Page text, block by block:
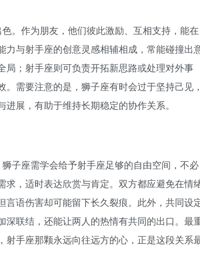
。作为朋友，他们彼此激励、互相支持，能在
与射手座的创意灵感相辅相成，常能碰撞出
；射手座则可负责开拓新思路或处理对外事
需要注意的是，狮子座有时会过于坚持己见，
展，有助于维持长期稳定的协作关系。
子座需学会给予射手座足够的自由空间，不必
，适时表达欣赏与肯定。双方都应避免在情
语伤害却可能留下长久裂痕。此外，共同设
联结，还能让两人的热情有共同的出口。最
手座那颗永远向往远方的心，正是这段关系